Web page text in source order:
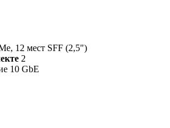
12 мест SFF (2,5")
2
10 GbE